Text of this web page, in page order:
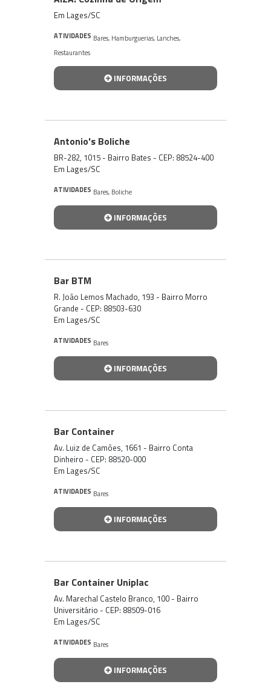
Em Lages/SC
ATIVIDADES Bares, Hamburguerias, Lanches,
Restaurantes
INFORMAÇÕES
Antonio's Boliche
BR-282, 1015 - Bairro Bates - CEP: 88524-400
Em Lages/SC
ATIVIDADES Bares, Boliche
INFORMAÇÕES
Bar BTM
R. João Lemos Machado, 193 - Bairro Morro
Grande - CEP: 88503-630
Em Lages/SC
ATIVIDADES Bares
INFORMAÇÕES
Bar Container
Av. Luiz de Camões, 1661 - Bairro Conta
Dinheiro - CEP: 88520-000
Em Lages/SC
ATIVIDADES Bares
INFORMAÇÕES
Bar Container Uniplac
Av. Marechal Castelo Branco, 100 - Bairro
Universitário - CEP: 88509-016
Em Lages/SC
ATIVIDADES Bares
INFORMAÇÕES